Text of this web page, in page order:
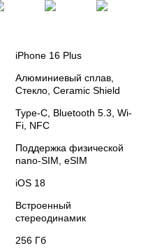
iPhone 16 Plus
Алюминиевый сплав,
Стекло, Ceramic Shield
Type-C, Bluetooth 5.3, Wi-
Fi, NFC
Поддержка физической
nano‑SIM, eSIM
iOS 18
Встроенный
стереодинамик
256 Гб